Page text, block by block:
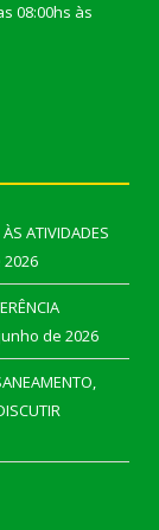
08:00hs às
ATIVIDADES
de 2026